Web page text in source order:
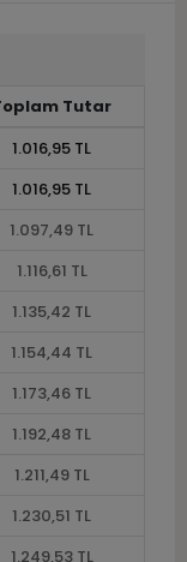
Tutar
1.016,95 TL
1.016,95 TL
1.097,49 TL
1.116,61 TL
1.135,42 TL
1.154,44 TL
1.173,46 TL
1.192,48 TL
1.211,49 TL
1.230,51 TL
1.249,53 TL